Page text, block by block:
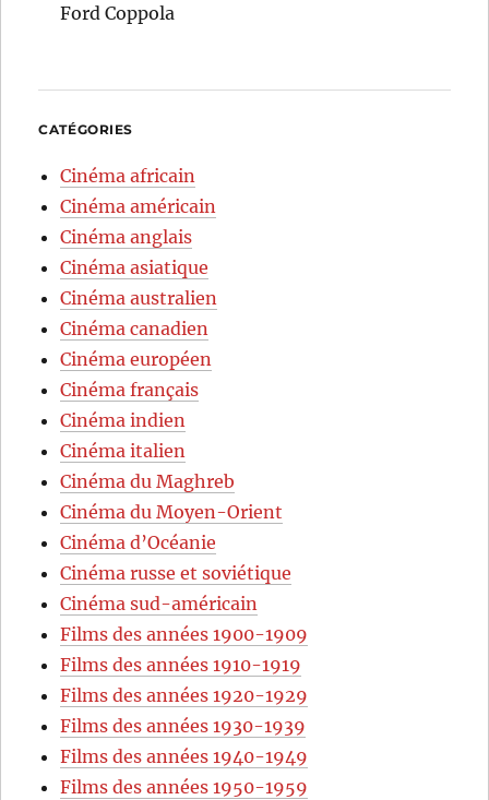
Ford Coppola
CATÉGORIES
Cinéma africain
Cinéma américain
Cinéma anglais
Cinéma asiatique
Cinéma australien
Cinéma canadien
Cinéma européen
Cinéma français
Cinéma indien
Cinéma italien
Cinéma du Maghreb
Cinéma du Moyen-Orient
Cinéma d’Océanie
Cinéma russe et soviétique
Cinéma sud-américain
Films des années 1900-1909
Films des années 1910-1919
Films des années 1920-1929
Films des années 1930-1939
Films des années 1940-1949
Films des années 1950-1959